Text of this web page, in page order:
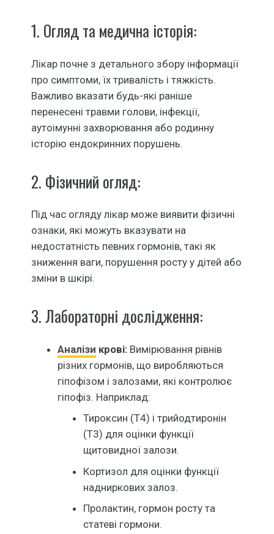
1. Огляд та медична історія:
Лікар почне з детального збору інформації
про симптоми, їх тривалість і тяжкість.
Важливо вказати будь-які раніше
перенесені травми голови, інфекції,
аутоімунні захворювання або родинну
історію ендокринних порушень.
2. Фізичний огляд:
Під час огляду лікар може виявити фізичні
ознаки, які можуть вказувати на
недостатність певних гормонів, такі як
зниження ваги, порушення росту у дітей або
зміни в шкірі.
3. Лабораторні дослідження:
Аналізи крові:Вимірювання рівнів
різних гормонів, що виробляються
гіпофізом і залозами, які контролює
гіпофіз. Наприклад:
Тироксин (T4) і трийодтиронін
(T3) для оцінки функції
щитовидної залози.
Кортизол для оцінки функції
надниркових залоз.
Пролактин, гормон росту та
статеві гормони.